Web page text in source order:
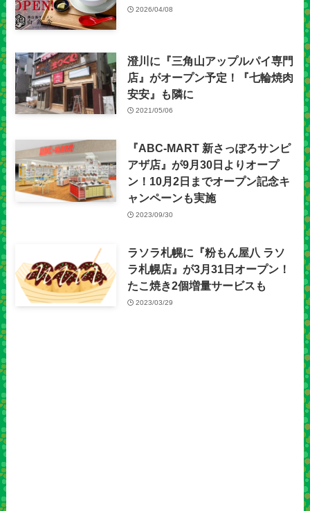
2026/04/08
澄川に『三角山アップルパイ専門
店』がオープン予定！『七輪焼肉
安安』も隣に
2021/05/06
『ABC-MART 新さっぽろサンピ
アザ店』が9月30日よりオープ
ン！10月2日までオープン記念キ
ャンペーンも実施
2023/09/30
ラソラ札幌に『粉もん屋八 ラソ
ラ札幌店』が3月31日オープン！
たこ焼き2個増量サービスも
2023/03/29